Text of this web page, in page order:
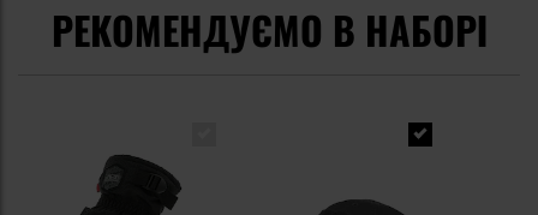
РЕКОМЕНДУЄМО В НАБОРІ